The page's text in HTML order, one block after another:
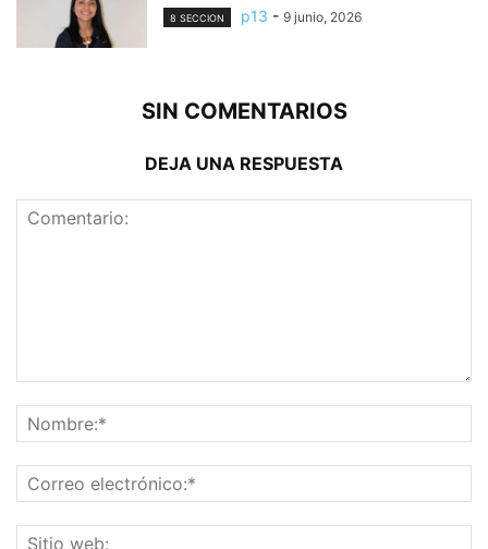
8 SECCION p13 - 9 junio, 2026
SIN COMENTARIOS
DEJA UNA RESPUESTA